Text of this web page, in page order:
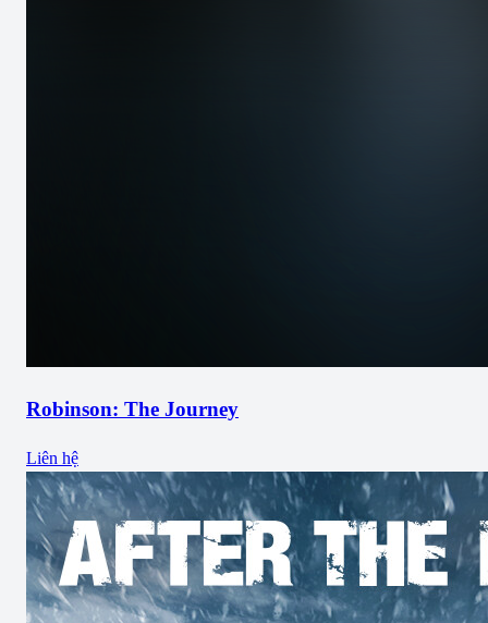
Robinson: The Journey
Liên hệ